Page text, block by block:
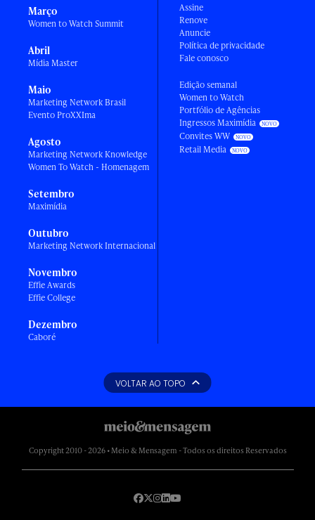
Março
Women to Watch Summit
Abril
Mídia Master
Maio
Marketing Network Brasil
Evento ProXXIma
Agosto
Marketing Network Knowledge
Women To Watch - Homenagem
Setembro
Maximídia
Outubro
Marketing Network Internacional
Novembro
Effie Awards
Effie College
Dezembro
Caboré
Assine
Renove
Anuncie
Política de privacidade
Fale conosco
Edição semanal
Women to Watch
Portfólio de Agências
Ingressos Maximídia
Convites WW
Retail Media
VOLTAR AO TOPO
Copyright 2010 - 2026 • Meio & Mensagem - Todos os direitos Reservados